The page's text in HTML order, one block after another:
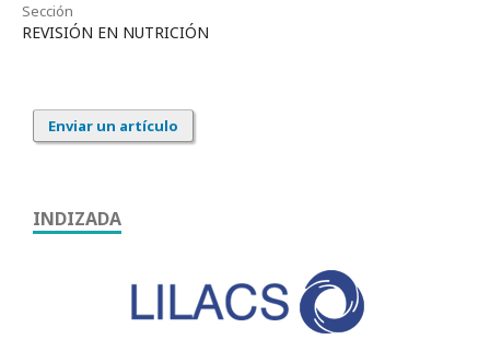
Sección
REVISIÓN EN NUTRICIÓN
Enviar un artículo
INDIZADA